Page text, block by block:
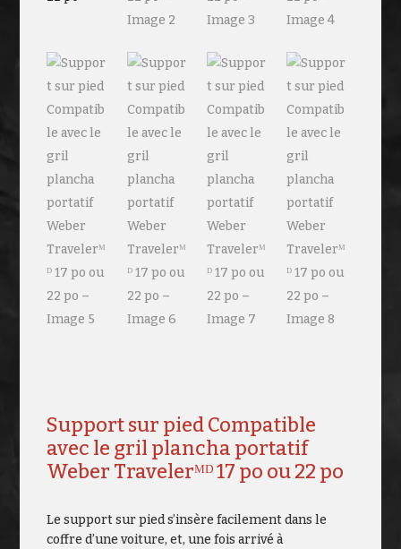
Support sur pied Compatible
avec le gril plancha portatif
Weber Travelerᴹᴰ 17 po ou 22 po
Le support sur pied s’insère facilement dans le
coffre d’une voiture, et, une fois arrivé à